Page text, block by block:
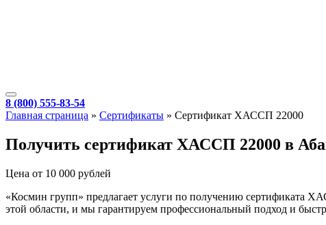
8 (800) 555-83-54
Главная страница » Сертификаты » Сертификат ХАССП 22000
Получить сертификат ХАССП 22000 в
Цена от 10 000 рублей
«Космин групп» предлагает услуги по получению сертификата
этой области, и мы гарантируем профессиональный подход и